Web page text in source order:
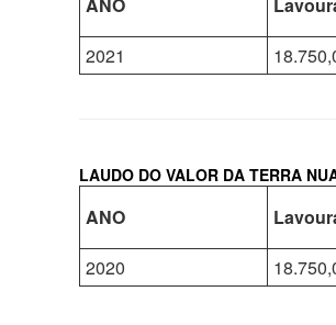
2021
LAUDO DO VALOR DA TERRA
ANO
2020